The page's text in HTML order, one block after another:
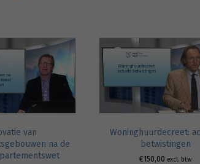
van
na de
Woninghuurdecreet:
betwistingen
€150,00 excl. btw